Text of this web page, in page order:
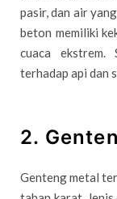
pasir, dan air
beton memiliki
cuaca
terhadap api dan
2.
Genteng metal